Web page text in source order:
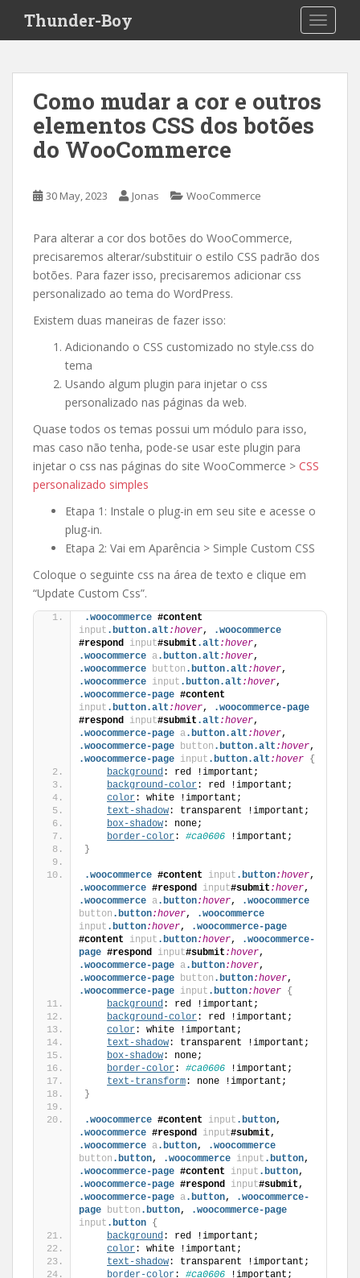
i
Thunder-Boy
Como mudar a cor e outros
elementos CSS dos botões
do WooCommerce
30 May, 2023 Jonas WooCommerce
Para alterar a cor dos botões do WooCommerce,
precisaremos alterar/substituir o estilo CSS padrão dos
botões. Para fazer isso, precisaremos adicionar css
personalizado ao tema do WordPress.
Existem duas maneiras de fazer isso:
Adicionando o CSS customizado no style.css do
tema
Usando algum plugin para injetar o css
personalizado nas páginas da web.
Quase todos os temas possui um módulo para isso,
mas caso não tenha, pode-se usar este plugin para
injetar o css nas páginas do site WooCommerce > CSS
personalizado simples
Etapa 1: Instale o plug-in em seu site e acesse o
plug-in.
Etapa 2: Vai em Aparência > Simple Custom CSS
Coloque o seguinte css na área de texto e clique em
“Update Custom Css”.
.woocommerce #content
input .button.alt :hover,
.woocommerce
#respond input#submit .alt :hover
.woocommerce a.button.alt :hover
.woocommerce button .button.alt :hover
.woocommerce input .button.alt :hover
.woocommerce-page #content
input .button.alt :hover,
.woocommerce-page
#respond input#submit .alt :hover
.woocommerce-page a.button.alt :hover
.woocommerce-page button .button.alt :hover
.woocommerce-page input .button.alt :hover {
background: red !important;
background-color: red !important;
color: white !important;
text-shadow: transparent !important;
box-shadow: none;
border-color: #ca0606 !important;
}
.woocommerce #content input .button:hover
.woocommerce #respond input#submit :hover
.woocommerce a.button:hover,
.woocommerce
button .button:hover,
.woocommerce
input .button:hover,
.woocommerce-page
#content
input .button:hover,
.woocommerce-
page #respond input#submit :hover
.woocommerce-page a.button:hover
.woocommerce-page button .button:hover
.woocommerce-page input .button:hover {
background: red !important;
background-color: red !important;
color: white !important;
text-shadow: transparent !important;
box-shadow: none;
border-color: #ca0606 !important;
text-transform: none !important;
}
.woocommerce #content input .button
.woocommerce #respond input#submit
.woocommerce a.button,
.woocommerce
button .button, .woocommerce input .button
.woocommerce-page #content input .button
.woocommerce-page #respond input#submit
.woocommerce-page a.button,
.woocommerce-
page button .button,
.woocommerce-page
input .button {
background: red !important;
color: white !important;
text-shadow: transparent !important;
border-color: #ca0606 !important;